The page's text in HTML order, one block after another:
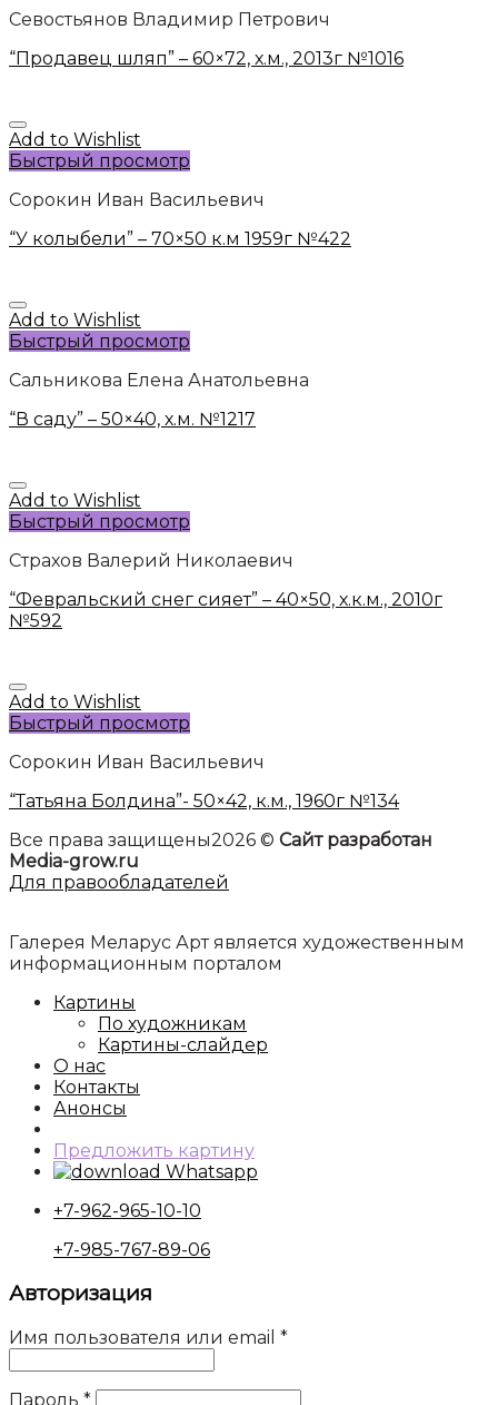
Севостьянов Владимир Петрович
“Продавец шляп” – 60×72, х.м., 2013г №1016
Add to Wishlist
Быстрый просмотр
Сорокин Иван Васильевич
“У колыбели” – 70×50 к.м 1959г №422
Add to Wishlist
Быстрый просмотр
Сальникова Елена Анатольевна
“В саду” – 50×40, х.м. №1217
Add to Wishlist
Быстрый просмотр
Страхов Валерий Николаевич
“Февральский снег сияет” – 40×50, х.к.м., 2010г
№592
Add to Wishlist
Быстрый просмотр
Сорокин Иван Васильевич
“Татьяна Болдина”- 50×42, к.м., 1960г №134
Все права защищены2026 © Сайт разработан
Media-grow.ru
Для правообладателей
Галерея Меларус Арт является художественным
информационным порталом
Картины
По художникам
Картины-слайдер
О нас
Контакты
Анонсы
Предложить картину
Whatsapp
+7-962-965-10-10
+7-985-767-89-06
Авторизация
Имя пользователя или email *
Пароль *